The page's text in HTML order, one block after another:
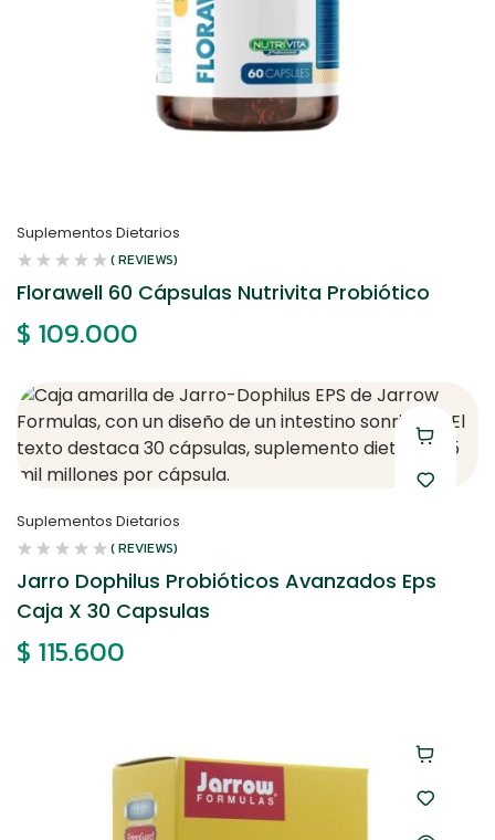
Suplementos Dietarios
( REVIEWS)
Florawell 60 Cápsulas Nutrivita Probiótico
$ 109.000
Suplementos Dietarios
( REVIEWS)
Jarro Dophilus Probióticos Avanzados Eps
Caja X 30 Capsulas
$ 115.600